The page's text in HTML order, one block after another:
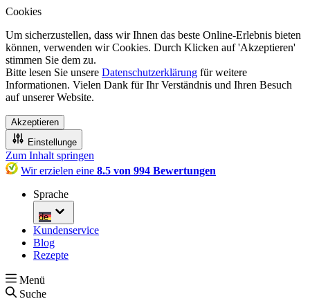
Cookies
Um sicherzustellen, dass wir Ihnen das beste Online-Erlebnis bieten
können, verwenden wir Cookies. Durch Klicken auf 'Akzeptieren'
stimmen Sie dem zu.
Bitte lesen Sie unsere Datenschutzerklärung für weitere
Informationen. Vielen Dank für Ihr Verständnis und Ihren Besuch
auf unserer Website.
Akzeptieren
Einstellunge
Zum Inhalt springen
Wir erzielen eine 8.5 von 994 Bewertungen
Sprache
de
Kundenservice
Blog
Rezepte
Menü
Suche